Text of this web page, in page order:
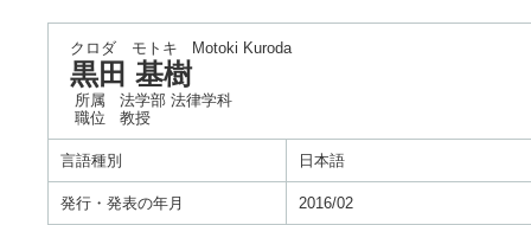
クロダ モトキ Motoki Kuroda
黒田 基樹
所属
法学部 法律学科
職位
教授
言語種別 日本語
発行・発表の年月 2016/02